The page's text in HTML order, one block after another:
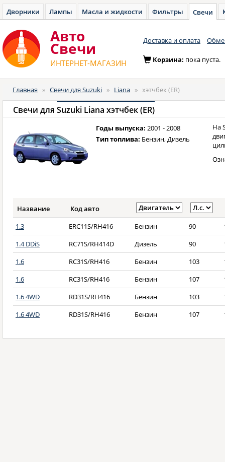
Дворники Лампы Масла и жидкости Фильтры Свечи
Авто
Cвечи
ИНТЕРНЕТ-МАГАЗИН
Доставка и оплата
Корзина: пока пуста.
Главная » Свечи для Suzuki » Liana » хэтчбек (ER)
Свечи для Suzuki Liana хэтчбек (ER)
Годы выпуска: 2001 - 2008
Тип топлива: Бензин, Дизель
На
Название
Код авто
1.3
ERC11S/RH416 Бензин 90
1.4 DDiS
RC71S/RH414D Дизель 90
1.6
RC31S/RH416 Бензин 103
1.6
RC31S/RH416 Бензин 107
1.6 4WD
RD31S/RH416 Бензин 103
1.6 4WD
RD31S/RH416 Бензин 107